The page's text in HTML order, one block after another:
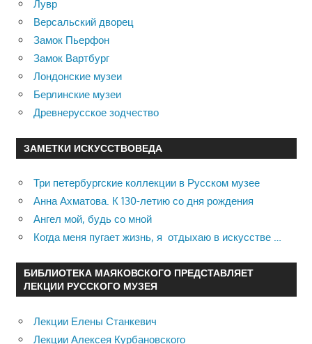
Лувр
Версальский дворец
Замок Пьерфон
Замок Вартбург
Лондонские музеи
Берлинские музеи
Древнерусское зодчество
ЗАМЕТКИ ИСКУССТВОВЕДА
Три петербургские коллекции в Русском музее
Анна Ахматова. К 130-летию со дня рождения
Ангел мой, будь со мной
Когда меня пугает жизнь, я отдыхаю в искусстве …
БИБЛИОТЕКА МАЯКОВСКОГО ПРЕДСТАВЛЯЕТ
ЛЕКЦИИ РУССКОГО МУЗЕЯ
Лекции Елены Станкевич
Лекции Алексея Курбановского